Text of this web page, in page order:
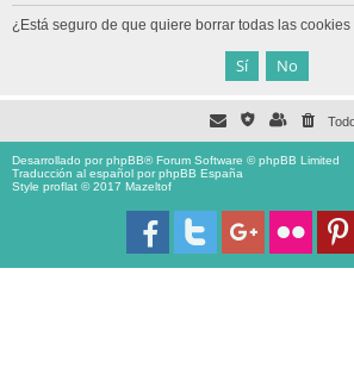
¿Está seguro de que quiere borrar todas las
Desarrollado porphpBB® Forum Software © phpBB Limited
Traducción al español porphpBB España
Style proflat © 2017 Mazeltof